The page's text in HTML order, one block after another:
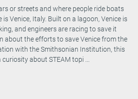
or streets and where people ride boats
Venice, Italy. Built on a lagoon, Venice is
and engineers are racing to save it
about the efforts to save Venice from the
with the Smithsonian Institution, this
about STEAM topi ...